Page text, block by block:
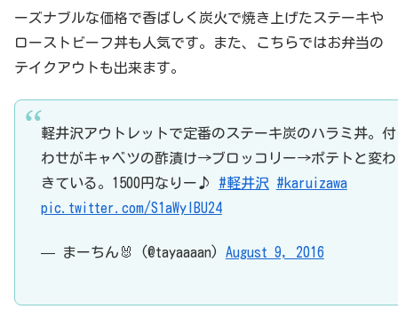
ーズナブルな価格で香ばしく炭火で焼き上げたステーキや
ローストビーフ丼も人気です。また、こちらではお弁当の
テイクアウトも出来ます。
軽井沢アウトレットで定番のステーキ炭のハラミ丼。
わせがキャベツの酢漬け→ブロッコリー→ポテトと変わ
きている。1500円なりー♪ #軽井沢
#karuizawa
pic.twitter.com/S1aWylBU24
— まーちん🐰 (@tayaaaan) August 9, 2016